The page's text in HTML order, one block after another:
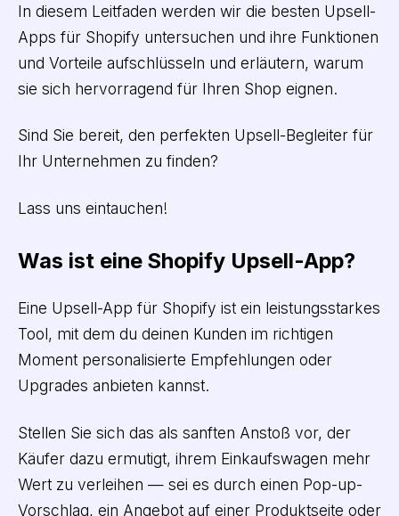
In diesem Leitfaden werden wir die besten Upsell-
Apps für Shopify untersuchen und ihre Funktionen
und Vorteile aufschlüsseln und erläutern, warum
sie sich hervorragend für Ihren Shop eignen.
Sind Sie bereit, den perfekten Upsell-Begleiter für
Ihr Unternehmen zu finden?
Lass uns eintauchen!
Was ist eine Shopify Upsell-App?
Eine Upsell-App für Shopify ist ein leistungsstarkes
Tool, mit dem du deinen Kunden im richtigen
Moment personalisierte Empfehlungen oder
Upgrades anbieten kannst.
Stellen Sie sich das als sanften Anstoß vor, der
Käufer dazu ermutigt, ihrem Einkaufswagen mehr
Wert zu verleihen — sei es durch einen Pop-up-
Vorschlag, ein Angebot auf einer Produktseite oder